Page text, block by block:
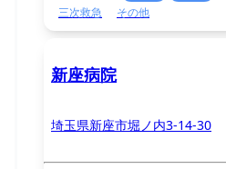
三次救急
その他
新座病院
埼玉県新座市堀ノ内3-14-30